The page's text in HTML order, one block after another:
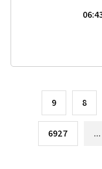
8
9
...
6927